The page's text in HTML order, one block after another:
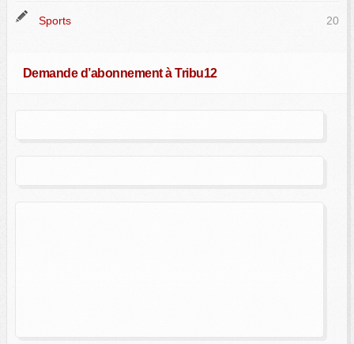
Sports 20
Demande d’abonnement à Tribu12